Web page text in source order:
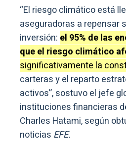
“El riesgo climático está
aseguradoras a repensar
inversión: el 95% de las
que el riesgo climático
significativamente la
carteras y el reparto
activos”, sostuvo el jefe
instituciones financieras
Charles Hatami, según
noticias EFE.